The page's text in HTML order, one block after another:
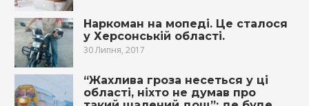
Наркоман на мопеді. Це сталося
у Херсонській області.
30 Липня, 2017
“Жахлива гроза несеться у ці
області, ніхто не думав про